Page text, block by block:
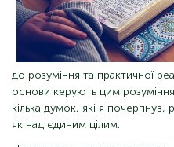
до розуміння та практичної
основи керують цим
кілька думок, які я
як над єдиним цілим.